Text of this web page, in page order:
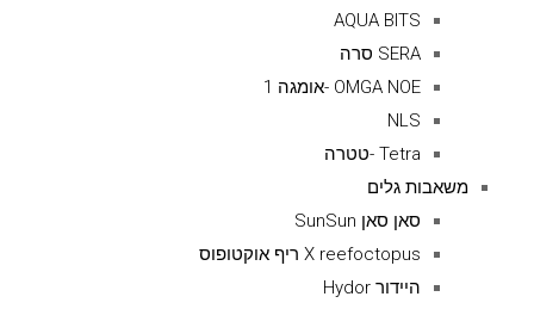
AQUA BITS
SERA סרה
OMGA NOE -אומגה 1
NLS
Tetra -טטרה
משאבות גלים
סאן סאן SunSun
X reefoctopus ריף אוקטופוס
היידור Hydor